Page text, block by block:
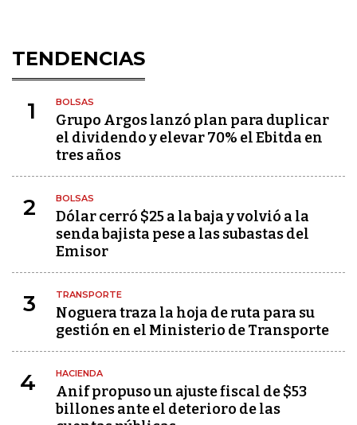
TENDENCIAS
1 BOLSAS
Grupo Argos lanzó plan para duplicar
el dividendo y elevar 70% el Ebitda en
tres años
2 BOLSAS
Dólar cerró $25 a la baja y volvió a la
senda bajista pese a las subastas del
Emisor
3 TRANSPORTE
Noguera traza la hoja de ruta para su
gestión en el Ministerio de Transporte
4 HACIENDA
Anif propuso un ajuste fiscal de $53
billones ante el deterioro de las